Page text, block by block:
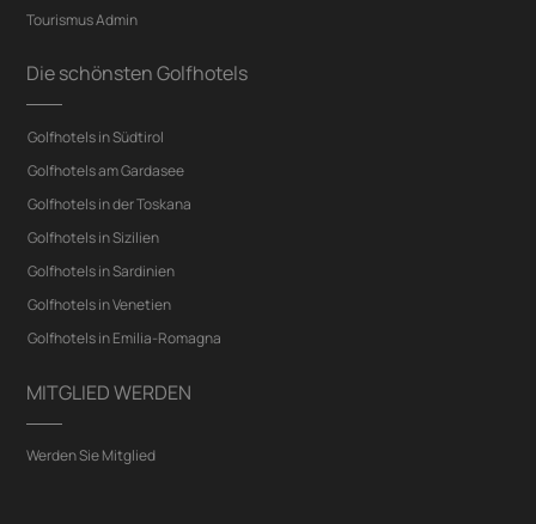
Tourismus Admin
Die schönsten Golfhotels
Golfhotels in Südtirol
Golfhotels am Gardasee
Golfhotels in der Toskana
Golfhotels in Sizilien
Golfhotels in Sardinien
Golfhotels in Venetien
Golfhotels in Emilia-Romagna
MITGLIED WERDEN
Werden Sie Mitglied